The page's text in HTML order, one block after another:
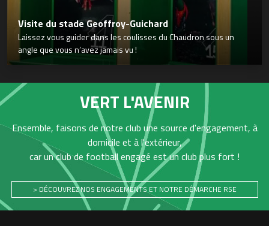
Visite du stade Geoffroy-Guichard
Laissez vous guider dans les coulisses du Chaudron sous un
angle que vous n’avez jamais vu !
VERT L'AVENIR
Ensemble, faisons de notre club une source d'engagement, à
domicile et à l'extérieur,
car un club de football engagé est un club plus fort !
> DÉCOUVREZ NOS ENGAGEMENTS ET NOTRE DÉMARCHE RSE